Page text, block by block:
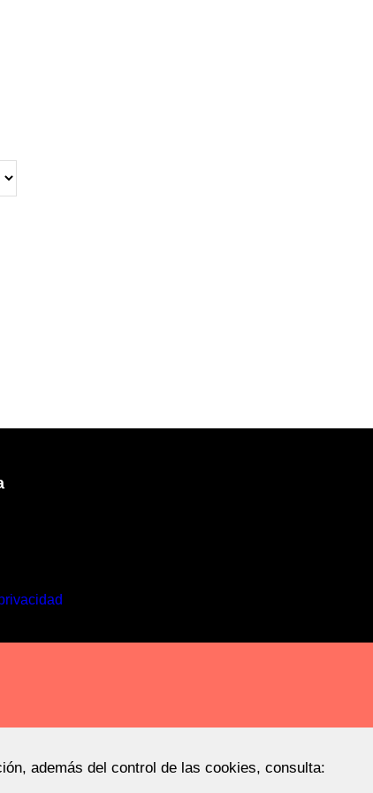
además del control de las cookies, consulta: